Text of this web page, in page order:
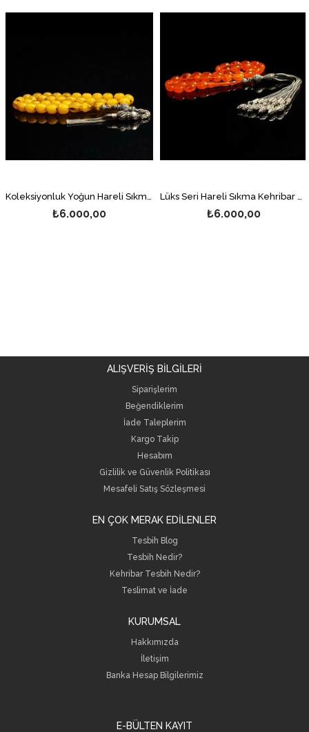
Koleksiyonluk Yoğun Hareli Sıkma Kehribar Tesbih
₺6.000,00 ₺6.000,00
ALIŞVERİŞ BİLGİLERİ
Siparişlerim
Beğendiklerim
İade Taleplerim
Kargo Takip
Hesabım
Gizlilik ve Güvenlik Politikası
Mesafeli Satış Sözleşmesi
EN ÇOK MERAK EDİLENLER
Tesbih Blog
Tesbih Nedir?
Kehribar Tesbih Nedir?
Teslimat ve İade
KURUMSAL
Hakkımızda
İletişim
Banka Hesap Bilgilerimiz
E-BÜLTEN KAYIT